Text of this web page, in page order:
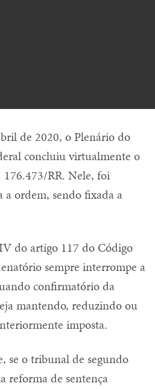
de 2020, o Plenário do
concluiu virtualmente o
RR. Nele, foi
ordem, sendo fixada a
do artigo 117 do Código
sempre interrompe a
confirmatório da
mantendo, reduzindo ou
imposta.
se o tribunal de segundo
reforma de sentença